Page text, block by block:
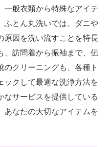
一般衣類から特殊なアイテ
ふとん丸洗いでは、ダニや
原因を洗い流すことを特長
、訪問着から振袖まで、伝
クリーニングも、各種ト
ックして最適な洗浄方法を
なサービスを提供している
あなたの大切なアイテムを